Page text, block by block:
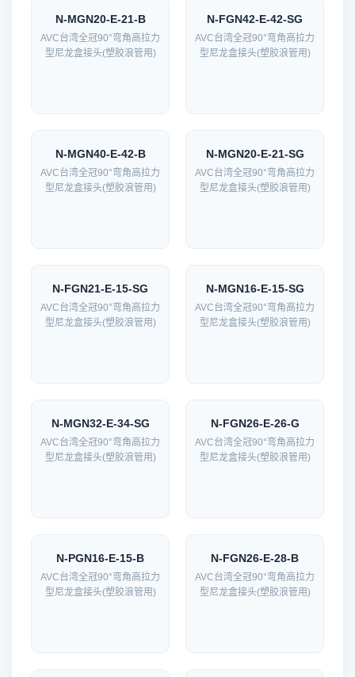
N-MGN20-E-21-B
AVC台湾全冠90°弯角高拉力
型尼龙盒接头(塑胶浪管用)
N-FGN42-E-42-SG
AVC台湾全冠90°弯角高拉力
型尼龙盒接头(塑胶浪管用)
N-MGN40-E-42-B
AVC台湾全冠90°弯角高拉力
型尼龙盒接头(塑胶浪管用)
N-MGN20-E-21-SG
AVC台湾全冠90°弯角高拉力
型尼龙盒接头(塑胶浪管用)
N-FGN21-E-15-SG
AVC台湾全冠90°弯角高拉力
型尼龙盒接头(塑胶浪管用)
N-MGN16-E-15-SG
AVC台湾全冠90°弯角高拉力
型尼龙盒接头(塑胶浪管用)
N-MGN32-E-34-SG
AVC台湾全冠90°弯角高拉力
型尼龙盒接头(塑胶浪管用)
N-FGN26-E-26-G
AVC台湾全冠90°弯角高拉力
型尼龙盒接头(塑胶浪管用)
N-PGN16-E-15-B
AVC台湾全冠90°弯角高拉力
型尼龙盒接头(塑胶浪管用)
N-FGN26-E-28-B
AVC台湾全冠90°弯角高拉力
型尼龙盒接头(塑胶浪管用)